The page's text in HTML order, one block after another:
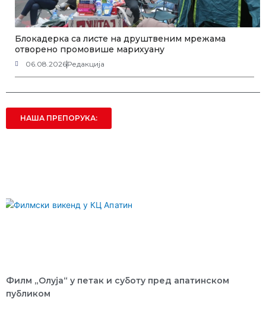
Блокадерка са листе на друштвеним мрежама
отворено промовише марихуану
06.08.2026Редакција
НАША ПРЕПОРУКА:
Филм „Олуја“ у петак и суботу пред апатинском
публиком